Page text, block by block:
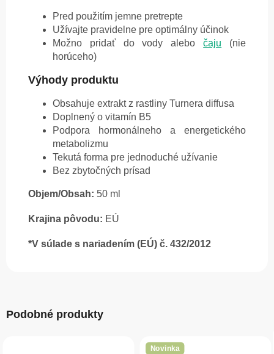
Pred použitím jemne pretrepte
Užívajte pravidelne pre optimálny účinok
Možno pridať do vody alebočaju (nie
horúceho)
Výhody produktu
Obsahuje extrakt z rastliny Turnera diffusa
Doplnený o vitamín B5
Podpora hormonálneho a energetického
metabolizmu
Tekutá forma pre jednoduché užívanie
Bez zbytočných prísad
Objem/Obsah: 50 ml
Krajina pôvodu: EÚ
*V súlade s nariadením (EÚ) č. 432/2012
Podobné produkty
Novinka